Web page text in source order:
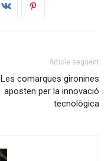
Article següent
Les comarques gironines
aposten per la innovació
tecnològica